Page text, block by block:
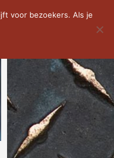
voor bezoekers. Als je